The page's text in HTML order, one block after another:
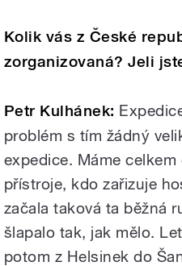
Kolik vás z České
zorganizovaná? Jeli
Petr Kulhánek:
problém s tím žádný
expedice. Máme
přístroje, kdo zařizuje
začala taková ta běžná
šlapalo tak, jak mělo.
potom z Helsinek do